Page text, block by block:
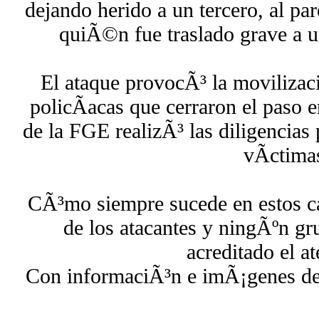
dejando herido a un tercero, al
quiÃ©n fue traslado grave a
El ataque provocÃ³ la
policÃ­acas que cerraron el paso
de la FGE realizÃ³ las diligencias
CÃ³mo siempre sucede en estos
de los atacantes y ningÃºn
acreditado el
Con informaciÃ³n e imÃ¡genes